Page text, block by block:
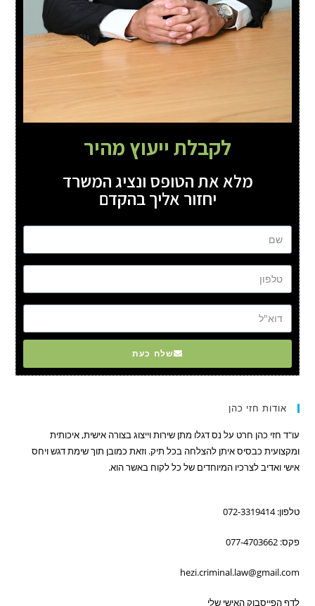
לקבלת ייעוץ מהיר
מלא את הטופס ונציג המשרד
יחזור אליך בהקדם
שלח כעת
אודות חזי כהן
עו"ד חזי כהן חרט על נס דגלו מתן שירות וייצוג בצורה אישית, איכותית
ומקצועית כבסיס איתן להצלחה בכל תיק. וזאת כמובן תוך שימת דגש ויחס
אישי ואדיב לצרכיו המיוחדים של כל לקוח באשר הוא.
טלפון: 072-3319414
פקס: 077-4703662
hezi.criminal.law@gmail.com
לדף הפייסבוק האישי שלי